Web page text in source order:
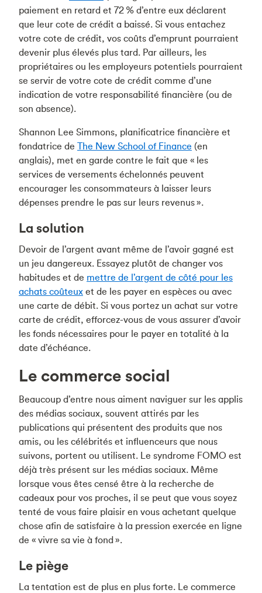
paiement en retard et 72 % d’entre eux déclarent
que leur cote de crédit a baissé. Si vous entachez
votre cote de crédit, vos coûts d’emprunt pourraient
devenir plus élevés plus tard. Par ailleurs, les
propriétaires ou les employeurs potentiels pourraient
se servir de votre cote de crédit comme d’une
indication de votre responsabilité financière (ou de
son absence).
Shannon Lee Simmons, planificatrice financière et
fondatrice de The New School of Finance (en
anglais), met en garde contre le fait que « les
services de versements échelonnés peuvent
encourager les consommateurs à laisser leurs
dépenses prendre le pas sur leurs revenus ».
La solution
Devoir de l’argent avant même de l’avoir gagné est
un jeu dangereux. Essayez plutôt de changer vos
habitudes et de mettre de l’argent de côté pour les
achats coûteux et de les payer en espèces ou avec
une carte de débit. Si vous portez un achat sur votre
carte de crédit, efforcez-vous de vous assurer d’avoir
les fonds nécessaires pour le payer en totalité à la
date d’échéance.
Le commerce social
Beaucoup d’entre nous aiment naviguer sur les applis
des médias sociaux, souvent attirés par les
publications qui présentent des produits que nos
amis, ou les célébrités et influenceurs que nous
suivons, portent ou utilisent. Le syndrome FOMO est
déjà très présent sur les médias sociaux. Même
lorsque vous êtes censé être à la recherche de
cadeaux pour vos proches, il se peut que vous soyez
tenté de vous faire plaisir en vous achetant quelque
chose afin de satisfaire à la pression exercée en ligne
de « vivre sa vie à fond ».
Le piège
La tentation est de plus en plus forte. Le commerce